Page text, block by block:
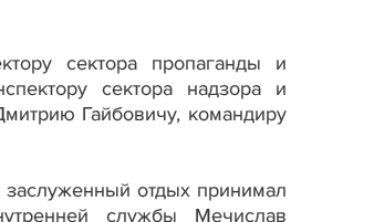
сектора пропаганды и
сектора надзора и
Гайбовичу, командиру
отдых принимал
службы Мечислав